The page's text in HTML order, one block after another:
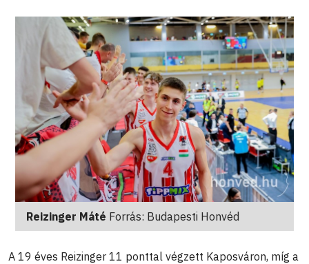
Reizinger Máté Forrás: Budapesti Honvéd
A 19 éves Reizinger 11 ponttal végzett Kaposváron, míg a